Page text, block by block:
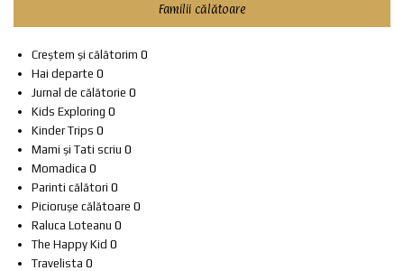
Familii călătoare
Creștem și călătorim 0
Hai departe 0
Jurnal de călătorie 0
Kids Exploring 0
Kinder Trips 0
Mami și Tati scriu 0
Momadica 0
Parinti călători 0
Piciorușe călătoare 0
Raluca Loteanu 0
The Happy Kid 0
Travelista 0